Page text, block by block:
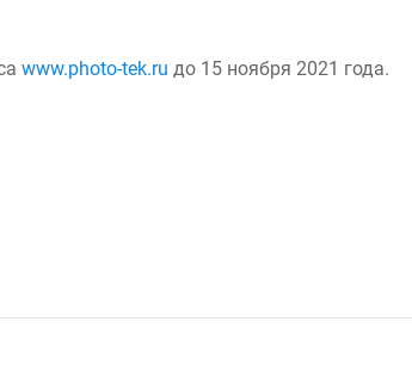
www.photo-tek.ru до 15 ноября 2021 года.